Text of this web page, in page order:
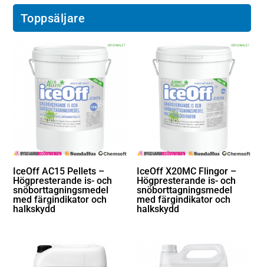
Toppsäljare
IceOff AC15 Pellets –
Högpresterande is- och
snöborttagningsmedel
med färgindikator och
halkskydd
IceOff X20MC Flingor –
Högpresterande is- och
snöborttagningsmedel
med färgindikator och
halkskydd